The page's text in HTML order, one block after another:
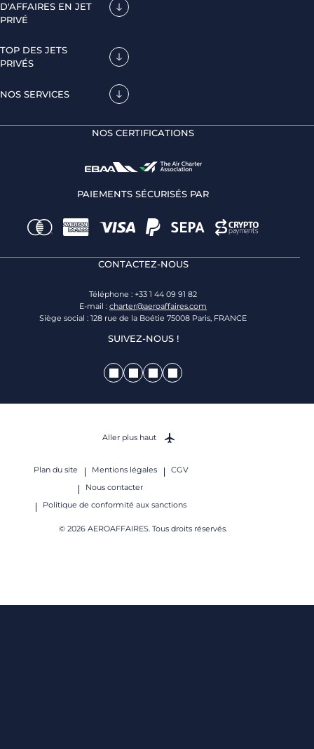
D'AFFAIRES EN JET
PRIVÉ
TOP DES JETS
PRIVÉS
NOS SERVICES
NOS CERTIFICATIONS
PAIEMENTS SÉCURISÉS PAR
CONTACTEZ-NOUS
Téléphone : +33 1 44 09 91 82
E-mail : charter@aeroaffaires.com
Siège social : 128 rue de la Boétie 75008 Paris, FRANCE
SUIVEZ-NOUS !
Plan du site Mentions légales
CGV
Nous contacter
Politique de conformité aux sanctions
© 2026 AEROAFFAIRES. Tous droits réservés.
Aller plus haut